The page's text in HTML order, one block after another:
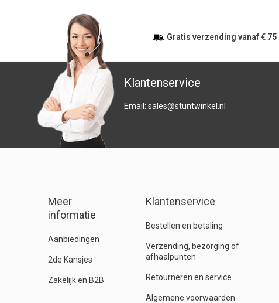
Gratis verzending vanaf€ 75
Klantenservice
Email: sales@stuntwinkel.nl
Meer
informatie
Aanbiedingen
2de Kansjes
Zakelijk en B2B
Klantenservice
Bestellen en betaling
Verzending, bezorging of
afhaalpunten
Retourneren en service
Algemene voorwaarden